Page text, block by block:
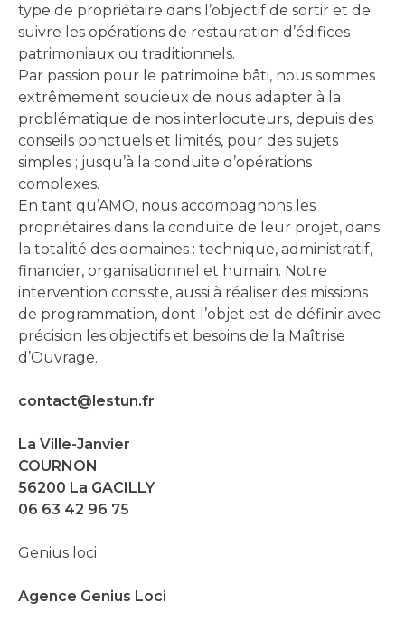
type de propriétaire dans l’objectif de sortir et de
suivre les opérations de restauration d’édifices
patrimoniaux ou traditionnels.
Par passion pour le patrimoine bâti, nous sommes
extrêmement soucieux de nous adapter à la
problématique de nos interlocuteurs, depuis des
conseils ponctuels et limités, pour des sujets
simples ; jusqu’à la conduite d’opérations
complexes.
En tant qu’AMO, nous accompagnons les
propriétaires dans la conduite de leur projet, dans
la totalité des domaines : technique, administratif,
financier, organisationnel et humain. Notre
intervention consiste, aussi à réaliser des missions
de programmation, dont l’objet est de définir avec
précision les objectifs et besoins de la Maîtrise
d’Ouvrage.
contact@lestun.fr
La Ville-Janvier
COURNON
56200 La GACILLY
06 63 42 96 75
Genius loci
Agence Genius Loci